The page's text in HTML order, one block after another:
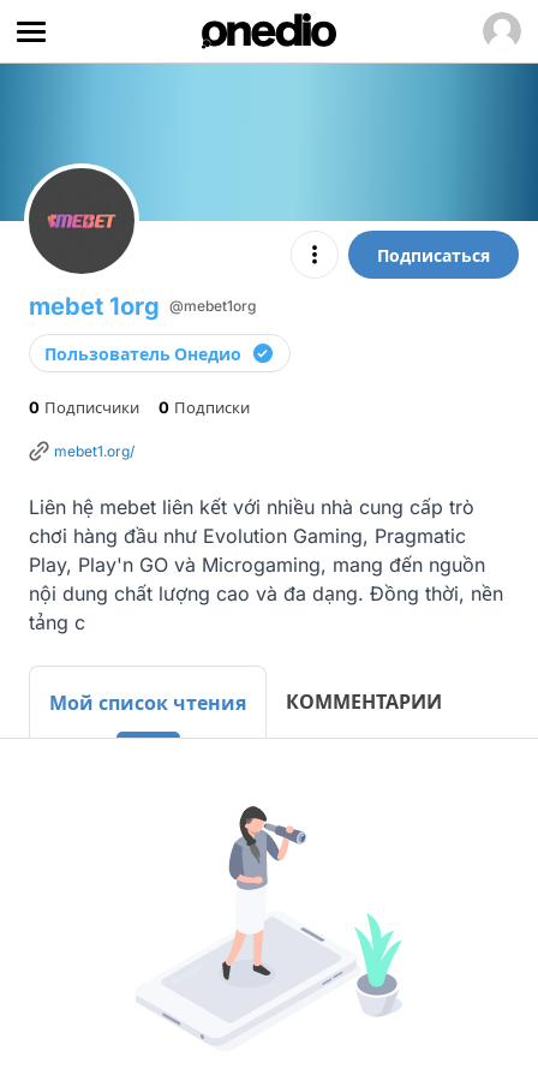
Подписаться
mebet 1org @mebet1org
Пользователь Онедио
0 Подписчики 0 Подписки
mebet1.org/
Liên hệ mebet liên kết với nhiều nhà cung cấp trò
chơi hàng đầu như Evolution Gaming, Pragmatic
Play, Play'n GO và Microgaming, mang đến nguồn
nội dung chất lượng cao và đa dạng. Đồng thời, nền
tảng c
Мой список чтения КОММЕНТАРИИ